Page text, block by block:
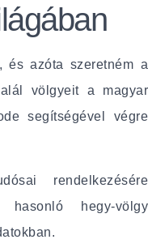
és azóta szeretném a
völgyeit a magyar
segítségével végre
rendelkezésére
hegy-völgy